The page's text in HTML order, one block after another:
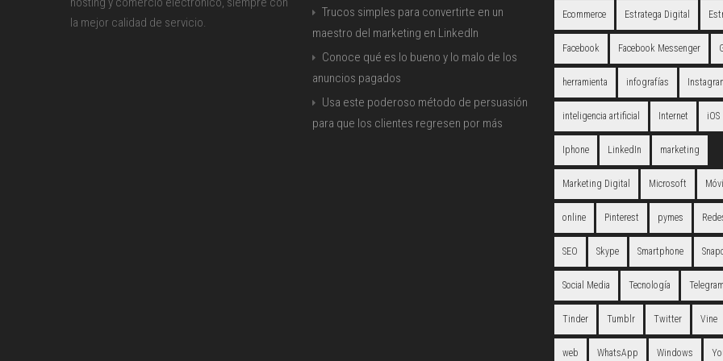
la mejor calidad de servicio.
Trucos simples para convertirte en un
maestro del marketing en LinkedIn
Conoce qué es lo bueno y lo malo de los
anuncios pagados
Usa este poderoso método de persuasión
para que los clientes regresen por más
Ecommerce Estratega Digital
Facebook Facebook Messenger
herramienta infografías
inteligencia artificial Internet iOS
Iphone LinkedIn marketing
Marketing Digital Microsoft Móvil
online Pinterest pymes
SEO Skype Smartphone
Social Media Tecnología Telegram
Tinder Tumblr Twitter Vine
web WhatsApp Windows